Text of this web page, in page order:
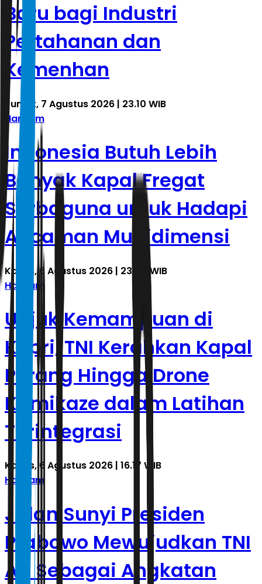
Baru bagi Industri
Pertahanan dan
Kemenhan
Jumat, 7 Agustus 2026 | 23.10 WIB
Hankam
Indonesia Butuh Lebih
Banyak Kapal Fregat
Serbaguna untuk Hadapi
Ancaman Multidimensi
Kamis, 6 Agustus 2026 | 23.40 WIB
Hankam
Unjuk Kemampuan di
Kepri, TNI Kerahkan Kapal
Perang Hingga Drone
Kamikaze dalam Latihan
Terintegrasi
Kamis, 6 Agustus 2026 | 16.17 WIB
Hankam
Jalan Sunyi Presiden
Prabowo Mewujudkan TNI
AU Sebagai Angkatan